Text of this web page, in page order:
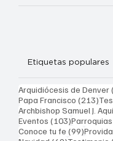
Etiquetas populares
Arquidiócesis de Denver
Papa Francisco (213)
Archbishop Samuel J.
Eventos (103)103
Parroquias
Conoce tu fe (99)99
Provida